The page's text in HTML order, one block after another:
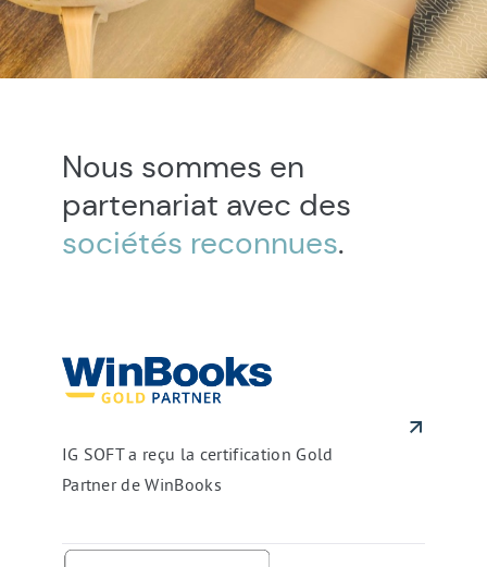
Nous sommes en
partenariat avec des
sociétés reconnues.
IG
SOFT
a
certification
Partner
IG SOFT a reçu la certification Gold
Partner de WinBooks
IG